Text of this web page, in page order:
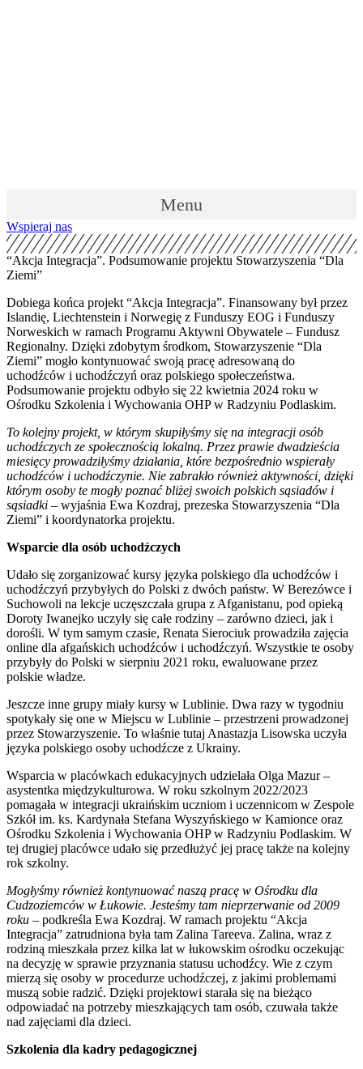
Menu
Wspieraj nas
“Akcja Integracja”. Podsumowanie projektu Stowarzyszenia “Dla
Ziemi”
Dobiega końca projekt “Akcja Integracja”. Finansowany był przez
Islandię, Liechtenstein i Norwegię z Funduszy EOG i Funduszy
Norweskich w ramach Programu Aktywni Obywatele – Fundusz
Regionalny. Dzięki zdobytym środkom, Stowarzyszenie “Dla
Ziemi” mogło kontynuować swoją pracę adresowaną do
uchodźców i uchodźczyń oraz polskiego społeczeństwa.
Podsumowanie projektu odbyło się 22 kwietnia 2024 roku w
Ośrodku Szkolenia i Wychowania OHP w Radzyniu Podlaskim.
To kolejny projekt, w którym skupiłyśmy się na integracji osób
uchodźczych ze społecznością lokalną. Przez prawie dwadzieścia
miesięcy prowadziłyśmy działania, które bezpośrednio wspierały
uchodźców i uchodźczynie. Nie zabrakło również aktywności, dzięki
którym osoby te mogły poznać bliżej swoich polskich sąsiadów i
sąsiadki – wyjaśnia Ewa Kozdraj, prezeska Stowarzyszenia “Dla
Ziemi” i koordynatorka projektu.
Wsparcie dla osób uchodźczych
Udało się zorganizować kursy języka polskiego dla uchodźców i
uchodźczyń przybyłych do Polski z dwóch państw. W Berezówce i
Suchowoli na lekcje uczęszczała grupa z Afganistanu, pod opieką
Doroty Iwanejko uczyły się całe rodziny – zarówno dzieci, jak i
dorośli. W tym samym czasie, Renata Sierociuk prowadziła zajęcia
online dla afgańskich uchodźców i uchodźczyń. Wszystkie te osoby
przybyły do Polski w sierpniu 2021 roku, ewaluowane przez
polskie władze.
Jeszcze inne grupy miały kursy w Lublinie. Dwa razy w tygodniu
spotykały się one w Miejscu w Lublinie – przestrzeni prowadzonej
przez Stowarzyszenie. To właśnie tutaj Anastazja Lisowska uczyła
języka polskiego osoby uchodźcze z Ukrainy.
Wsparcia w placówkach edukacyjnych udzielała Olga Mazur –
asystentka międzykulturowa. W roku szkolnym 2022/2023
pomagała w integracji ukraińskim uczniom i uczennicom w Zespole
Szkół im. ks. Kardynała Stefana Wyszyńskiego w Kamionce oraz
Ośrodku Szkolenia i Wychowania OHP w Radzyniu Podlaskim. W
tej drugiej placówce udało się przedłużyć jej pracę także na kolejny
rok szkolny.
Mogłyśmy również kontynuować naszą pracę w Ośrodku dla
Cudzoziemców w Łukowie. Jesteśmy tam nieprzerwanie od 2009
roku – podkreśla Ewa Kozdraj. W ramach projektu “Akcja
Integracja” zatrudniona była tam Zalina Tareeva. Zalina, wraz z
rodziną mieszkała przez kilka lat w łukowskim ośrodku oczekując
na decyzję w sprawie przyznania statusu uchodźcy. Wie z czym
mierzą się osoby w procedurze uchodźczej, z jakimi problemami
muszą sobie radzić. Dzięki projektowi starała się na bieżąco
odpowiadać na potrzeby mieszkających tam osób, czuwała także
nad zajęciami dla dzieci.
Szkolenia dla kadry pedagogicznej